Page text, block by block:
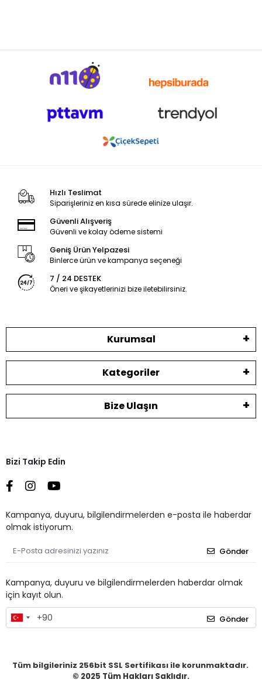
Hızlı Teslimat
Siparişleriniz en kısa sürede elinize ulaşır.
Güvenli Alışveriş
Güvenli ve kolay ödeme sistemi
Geniş Ürün Yelpazesi
Binlerce ürün ve kampanya seçeneği
7 / 24 DESTEK
Öneri ve şikayetlerinizi bize iletebilirsiniz.
Kurumsal
Kategoriler
Bize Ulaşın
Bizi Takip Edin
Kampanya, duyuru, bilgilendirmelerden e-posta ile haberdar
olmak istiyorum.
Gönder
Kampanya, duyuru ve bilgilendirmelerden haberdar olmak
için kayıt olun.
Gönder
Tüm bilgileriniz 256bit SSL Sertifikası ile korunmaktadır.
© 2025 Tüm Hakları Saklıdır.